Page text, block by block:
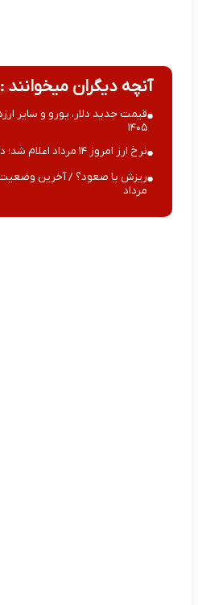
آنچه دیگران میخوانند :
۱۴۰۵
نرخ ارز امروز ۱۴ مرداد اعلام شد؛ دلار و یورو چند؟
مرداد